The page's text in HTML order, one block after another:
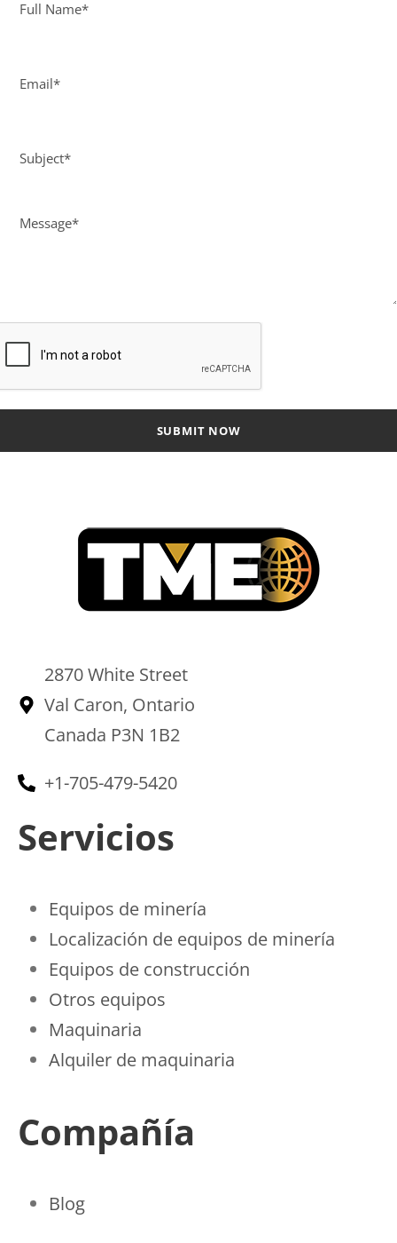
2870 White Street
Val Caron, Ontario
Canada P3N 1B2
+1-705-479-5420
Servicios
Equipos de minería
Localización de equipos de minería
Equipos de construcción
Otros equipos
Maquinaria
Alquiler de maquinaria
Compañía
Blog